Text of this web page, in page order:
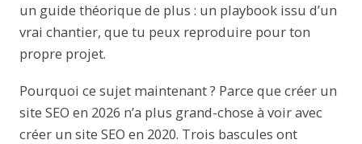
un guide théorique de plus : un playbook issu d’un
vrai chantier, que tu peux reproduire pour ton
propre projet.
Pourquoi ce sujet maintenant ? Parce que créer un
site SEO en 2026 n’a plus grand-chose à voir avec
créer un site SEO en 2020. Trois bascules ont